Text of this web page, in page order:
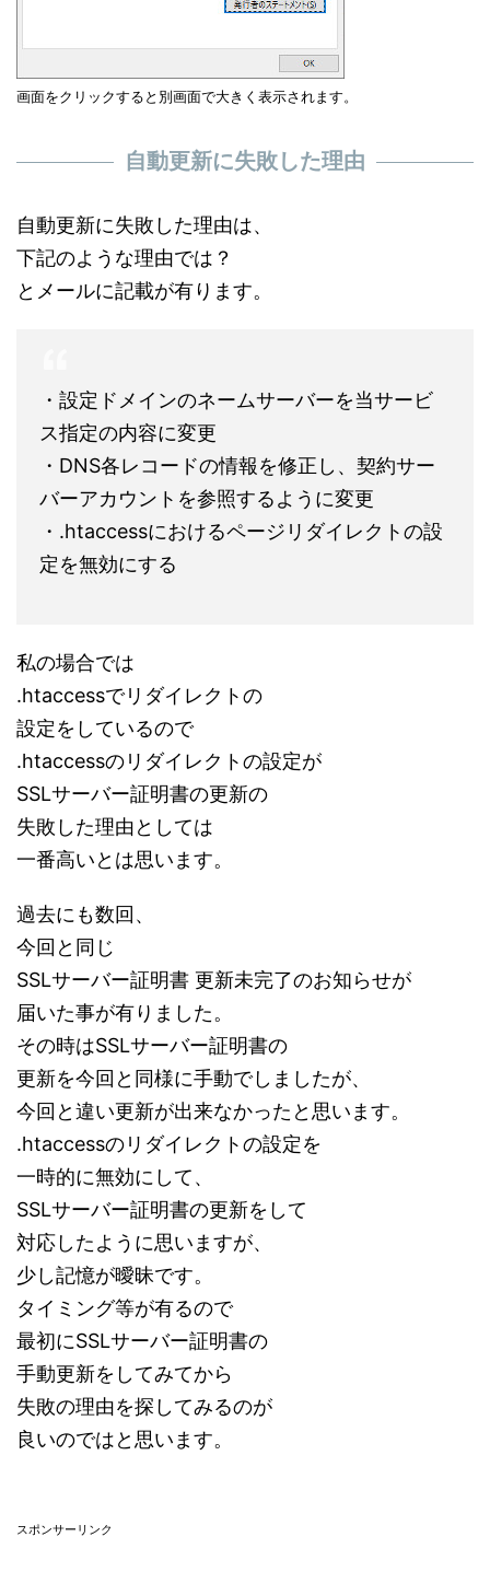
画面をクリックすると別画面で大きく表示されます。
自動更新に失敗した理由
自動更新に失敗した理由は、
下記のような理由では？
とメールに記載が有ります。
・設定ドメインのネームサーバーを当サービ
ス指定の内容に変更
・DNS各レコードの情報を修正し、契約サー
バーアカウントを参照するように変更
・.htaccessにおけるページリダイレクトの設
定を無効にする
私の場合では
.htaccessでリダイレクトの
設定をしているので
.htaccessのリダイレクトの設定が
SSLサーバー証明書の更新の
失敗した理由としては
一番高いとは思います。
過去にも数回、
今回と同じ
SSLサーバー証明書 更新未完了のお知らせが
届いた事が有りました。
その時はSSLサーバー証明書の
更新を今回と同様に手動でしましたが、
今回と違い更新が出来なかったと思います。
.htaccessのリダイレクトの設定を
一時的に無効にして、
SSLサーバー証明書の更新をして
対応したように思いますが、
少し記憶が曖昧です。
タイミング等が有るので
最初にSSLサーバー証明書の
手動更新をしてみてから
失敗の理由を探してみるのが
良いのではと思います。
スポンサーリンク